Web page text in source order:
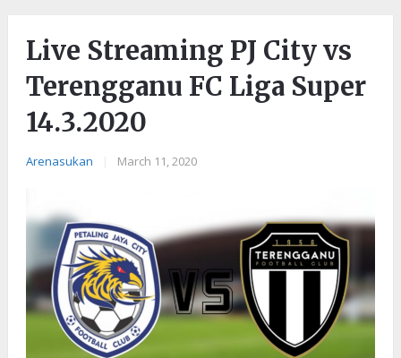
Live Streaming PJ City vs
Terengganu FC Liga Super
14.3.2020
Arenasukan March 11, 2020